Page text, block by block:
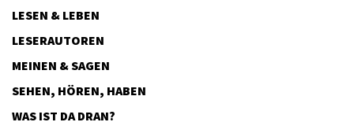
LESEN & LEBEN
LESERAUTOREN
MEINEN & SAGEN
SEHEN, HÖREN, HABEN
WAS IST DA DRAN?